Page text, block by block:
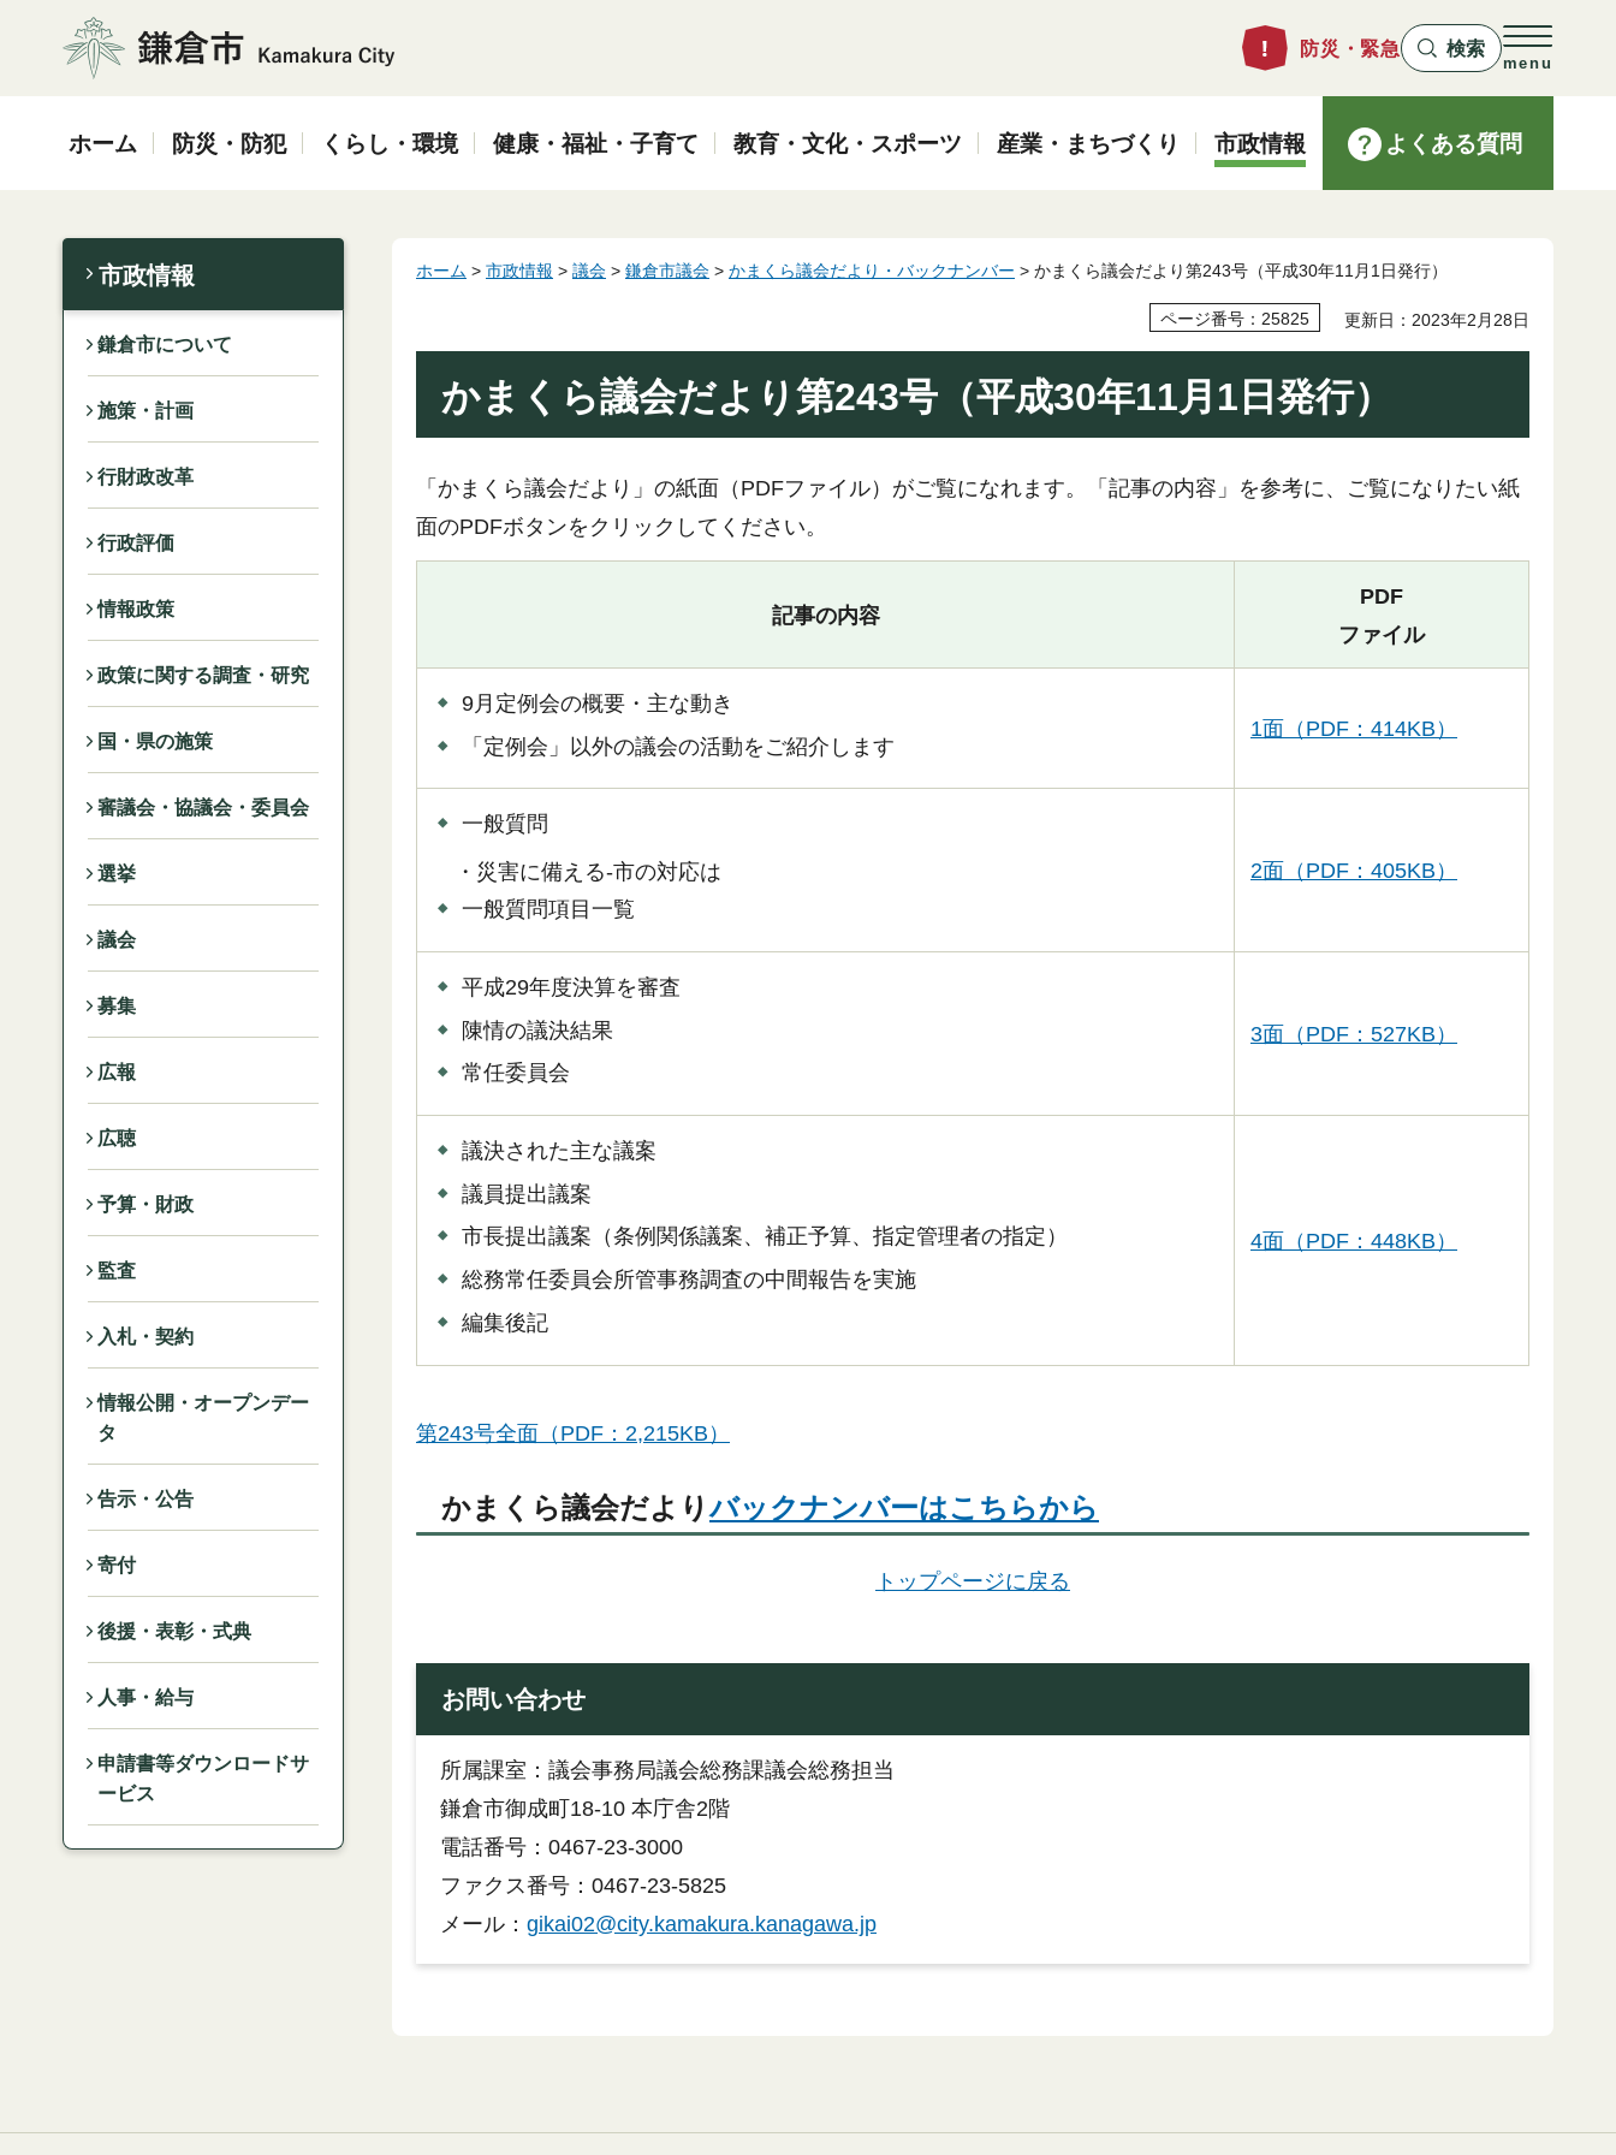
鎌倉市
防災・緊急 検索
menu
ホーム 防災・防犯 くらし・環境 健康・福祉・子育て 教育・文化・スポーツ 産業・まちづくり 市政情報 よくある質問
市政情報
鎌倉市について
施策・計画
行財政改革
行政評価
情報政策
政策に関する調査・研究
国・県の施策
審議会・協議会・委員会
選挙
議会
募集
広報
広聴
予算・財政
監査
入札・契約
情報公開・オープンデー
タ
告示・公告
寄付
後援・表彰・式典
人事・給与
申請書等ダウンロードサ
ービス
ホーム > 市政情報 > 議会 > 鎌倉市議会 > かまくら議会だより・バックナンバー > かまくら議会だより第243号（平成30年11月1日発行）
ページ番号：25825 更新日：2023年2月28日
かまくら議会だより第243号（平成30年11月1日発行）
「かまくら議会だより」の紙面（PDFファイル）がご覧になれます。「記事の内容」を参考に、ご覧になりたい紙
面のPDFボタンをクリックしてください。
記事の内容
PDF
ファイル
9月定例会の概要・主な動き
「定例会」以外の議会の活動をご紹介します
1面（PDF：414KB）
一般質問
・災害に備える-市の対応は
一般質問項目一覧
2面（PDF：405KB）
平成29年度決算を審査
陳情の議決結果
常任委員会
3面（PDF：527KB）
議決された主な議案
議員提出議案
市長提出議案（条例関係議案、補正予算、指定管理者の指定）
総務常任委員会所管事務調査の中間報告を実施
編集後記
4面（PDF：448KB）
第243号全面（PDF：2,215KB）
かまくら議会だよりバックナンバーはこちらから
トップページに戻る
お問い合わせ
所属課室：議会事務局議会総務課議会総務担当
鎌倉市御成町18-10 本庁舎2階
電話番号：0467-23-3000
ファクス番号：0467-23-5825
メール： gikai02@city.kamakura.kanagawa.jp